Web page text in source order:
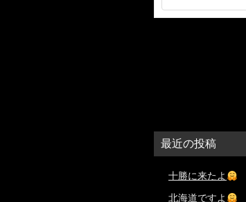
最近の投稿
十勝に来たよ
北海道ですよ